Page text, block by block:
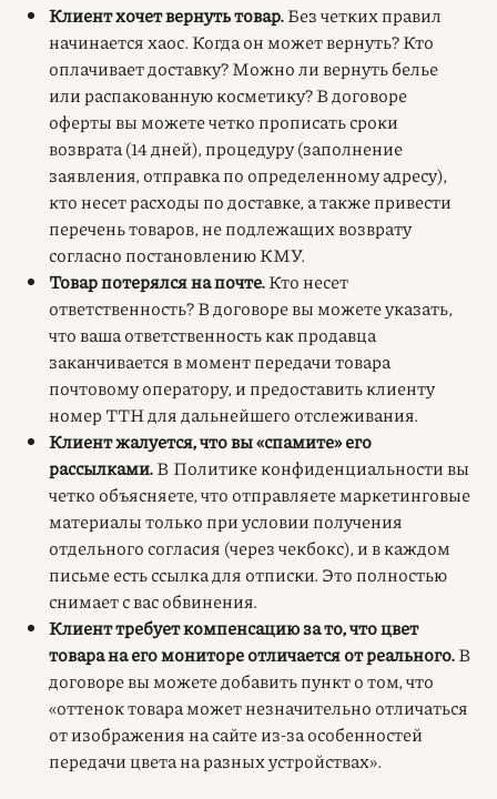
Клиент хочет вернуть товар.Без четких правил
начинается хаос. Когда он может вернуть? Кто
оплачивает доставку? Можно ли вернуть белье
или распакованную косметику? В договоре
оферты вы можете четко прописать сроки
возврата (14 дней), процедуру (заполнение
заявления, отправка по определенному адресу),
кто несет расходы по доставке, а также привести
перечень товаров, не подлежащих возврату
согласно постановлению КМУ.
Товар потерялся на почте.Кто несет
ответственность? В договоре вы можете указать,
что ваша ответственность как продавца
заканчивается в момент передачи товара
почтовому оператору, и предоставить клиенту
номер ТТН для дальнейшего отслеживания.
Клиент жалуется, что вы «спамите» его
рассылками.В Политике конфиденциальности вы
четко объясняете, что отправляете маркетинговые
материалы только при условии получения
отдельного согласия (через чекбокс), и в каждом
письме есть ссылка для отписки. Это полностью
снимает с вас обвинения.
Клиент требует компенсацию за то, что цвет
товара на его мониторе отличается от реального.В
договоре вы можете добавить пункт о том, что
«оттенок товара может незначительно отличаться
от изображения на сайте из-за особенностей
передачи цвета на разных устройствах».